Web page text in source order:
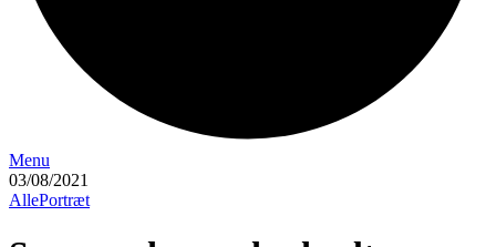
Menu
03/08/2021
AllePortræt